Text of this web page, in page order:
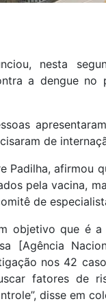
nesta
a dengue no
de
Padilha, afirmou
pela vacina,
de
objetivo que é
[Agência
nos 42
fatores de
disse em